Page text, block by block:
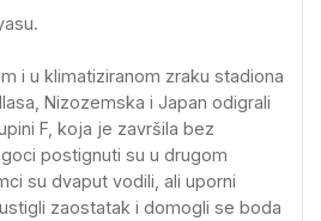
i u klimatiziranom zraku stadiona
Nizozemska i Japan odigrali
F, koja je završila bez
postignuti su u drugom
su dvaput vodili, ali uporni
zaostatak i domogli se boda